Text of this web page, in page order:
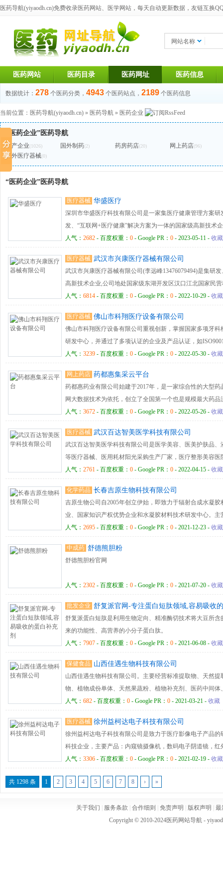
医药导航(yiyaodh.cn)免费收录医药网站、医学网站，每天自动更新数据，友链互换
网站名称
医药网站 医药目录 医药网址 医药信息
数据统计： 278 个医药分类， 4943 个医药站点， 2189 个医药信息
当前位置： 医药导航(yiyaodh.cn) » 医药导航 » 医药企业
“医药企业”医药导航
生产企业(1026) 国外制药(2) 药房药店(20) 网上药店(96)
国外医疗器械(0)
“医药企业”医药导航
医疗器械 华盛医疗
深圳市华盛医疗科技有限公司是一家集医疗健康管理方案
发、“互联网+医疗健康”解决方案为一体的国家级高新技术
于健康管理领域多年，公司集研发、生产、销售为一体。
获得多项自主知识产权，公司研发的健康信息工作站广泛
员工健康管理、会员健康管理、健康服务机构等多个领域
V500、V600、V580
人气： 2682 - 百度权重： 0 - Google PR： 0 - 2023-05-11 - 收藏
医疗器械 武汉市兴康医疗器械有限公司
武汉市兴康医疗器械有限公司(李远峰13476079494)是集研
高新技术企业,公司地处国家级东湖开发区汉口江北国家民
谷为依托，并与国内一些著名院校研究所有着密切的技术
超声药物导入仪
人气： 6814 - 百度权重： 0 - Google PR： 0 - 2022-10-29 - 收藏
医疗器械 佛山市科翔医疗设备有限公司
佛山市科翔医疗设备有限公司重视创新，掌握国家多项牙科
研发中心，并通过了多项认证的企业及产品认证，如
体系认证，国际 CE 产品质量认证，国内产品注册认证，
户高端量身定制的体验，已评为中国口腔连锁牙科椅供应
设“1350一生为您”阳光服务通道，为用户提供全方位的服务
人气： 3239 - 百度权重： 0 - Google PR： 0 - 2022-05-30 - 收藏
网上药店 药都惠集采云平台
药都惠药业有限公司始建于2017年，是一家综合性的大型
网大数据技术为依托，创立了全国第一个也是规模最大药
台，以“最实惠的价格和最实在的服务打造一流药业品牌”
打造“快速、持续、稳健成长发展，具有一流创新性药业企
广、药品采购、批发与流通最得力的助手。公司通过带量
者、基层医院、诊所等，为广大医药从业者、加盟药店夯
系。 短短几年间间，公司形成了以新药品牌建设与推广、
术应用开发、智慧药房管理系统开发与落地四大业务板块
统支撑，各地分子公司、药店、合作渠道商高效协同的医
界一流药品流通企业”的战略目标坚实迈进。
人气： 3672 - 百度权重： 0 - Google PR： 0 - 2022-05-26 - 收藏
医疗器械 武汉百达智美医学科技有限公司
武汉百达智美医学科技有限公司是医学美容、医美护肤品
等医疗器械、医用耗材阳光采购生产厂家，医疗整形美容
容、皮肤管理、美容产品、精华乳液、物理防晒、医美去
人气： 2761 - 百度权重： 0 - Google PR： 0 - 2022-04-15 - 收藏
化学药品 长春吉原生物科技有限公司
吉原生物公司自2005年创立伊始，即致力于辐射合成水凝
业、国家知识产权优势企业和水凝胶材料技术研发中心。
伤敷料 “冷宁康” 眼部管理——医用水凝胶眼疗贴，医用眼
康”和医用冷敷贴“菊之葆” 皮肤健康——一次性使用无菌敷贴
人气： 2695 - 百度权重： 0 - Google PR： 0 - 2021-12-23 - 收藏
中成药 舒德熊胆粉
舒德熊胆粉官网
人气： 2302 - 百度权重： 0 - Google PR： 0 - 2021-07-20 - 收藏
批发企业 舒复派官网-专注蛋白短肽领域,容易吸收
舒复派蛋白短肽是利用生物定向、精准酶切技术将大豆所
来的功能性、高营养的小分子蛋白肽。
人气： 7907 - 百度权重： 0 - Google PR： 0 - 2021-06-08 - 收藏
保健食品 山西佳遇生物科技有限公司
山西佳遇生物科技有限公司。主要经营标准提取物、天然
物、植物成份单体、天然果蔬粉、植物补充剂、医药中间
等多个领域。植物提取物方面专业研发，以天然植物为原
科技有限公司寻求不断开拓创新，技术升级，主导产品主
成份，从而广泛用于药品、食品、饮料、化妆品、食品补
的应用以及个性化的需求，根据您的产品配方要求，给您
们不断发展创新、从而达到满足您需求的天然原料产品及
需求。 山西佳遇生物科技有限公司始终不渝地坚持“技术
守信，互惠互利”的原则，欢迎来自各地的朋友，倾心合作
人气： 682 - 百度权重： 0 - Google PR： 0 - 2021-03-21 - 收藏
医疗器械 徐州益柯达电子科技有限公司
徐州益柯达电子科技有限公司是致力于医疗影像电子产品
科技企业，主要产品：内窥镜摄像机，数码电子阴道镜，
来电咨询!
人气： 3306 - 百度权重： 0 - Google PR： 0 - 2021-02-19 - 收藏
共 1298 条 1 2 3 4 5 6 7 8 › »
关于我们 服务条款 合作细则 免责声明 版权声明
最
Copyright © 2010-2024医药网站导航-